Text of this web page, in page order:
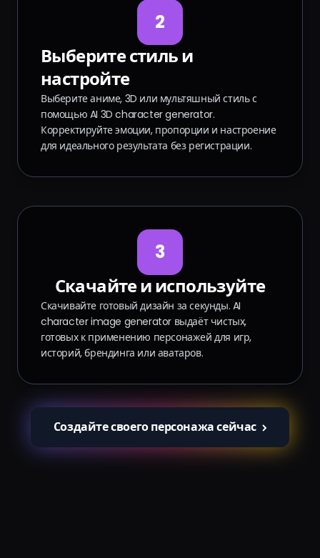
2
Выберите стиль и
настройте
Выберите аниме, 3D или мультяшный стиль с
помощью AI 3D character generator.
Корректируйте эмоции, пропорции и настроение
для идеального результата без регистрации.
3
Скачайте и используйте
Скачивайте готовый дизайн за секунды. AI
character image generator выдаёт чистых,
готовых к применению персонажей для игр,
историй, брендинга или аватаров.
Создайте своего персонажа сейчас